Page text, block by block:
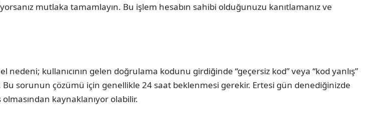
mutlaka tamamlayın. Bu işlem hesabın sahibi olduğunuzu kanıtlamanız ve
kullanıcının gelen doğrulama kodunu girdiğinde “geçersiz kod” veya “kod yanlış”
sorunun çözümü için genellikle 24 saat beklenmesi gerekir. Ertesi gün denediğinizde
kaynaklanıyor olabilir.